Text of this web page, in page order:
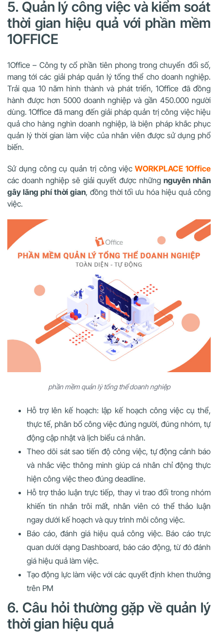
5. Quản lý công việc và kiểm soát
thời gian hiệu quả với phần mềm
1OFFICE
1Office – Công ty cổ phần tiên phong trong chuyển đổi số,
mang tới các giải pháp quản lý tổng thể cho doanh nghiệp.
Trải qua 10 năm hình thành và phát triển, 1Office đã đồng
hành được hơn 5000 doanh nghiệp và gần 450.000 người
dùng. 1Office đã mang đến giải pháp quản trị công việc hiệu
quả cho hàng nghìn doanh nghiệp, là biện pháp khắc phục
quản lý thời gian làm việc của nhân viên được sử dụng phổ
biến.
Sử dụng công cụ quản trị công việc WORKPLACE 1Office
các doanh nghiệp sẽ giải quyết được nhữngnguyên nhân
gây lãng phí thời gian, đồng thời tối ưu hóa hiệu quả công
việc.
phần mềm quản lý tổng thể doanh nghiệp
Hỗ trợ lên kế hoạch: lập kế hoạch công việc cụ thể,
thực tế, phân bổ công việc đúng người, đúng nhóm, tự
động cập nhật và lịch biểu cá nhân.
Theo dõi sát sao tiến độ công việc, tự động cảnh báo
và nhắc việc thông minh giúp cá nhân chỉ động thực
hiện công việc theo đúng deadline.
Hỗ trợ thảo luận trực tiếp, thay vì trao đổi trong nhóm
khiến tin nhắn trôi mất, nhân viên có thể thảo luận
ngay dưới kế hoạch và quy trình môi công việc.
Báo cáo, đánh giá hiệu quả công việc. Báo cáo trực
quan dưới dạng Dashboard, báo cáo động, từ đó đánh
giá hiệu quả làm việc.
Tạo động lực làm việc với các quyết định khen thưởng
trên PM
6. Câu hỏi thường gặp về quản lý
thời gian hiệu quả